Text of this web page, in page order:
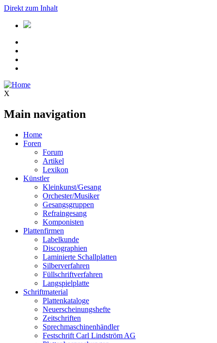
Direkt zum Inhalt
X
Main navigation
Home
Foren
Forum
Artikel
Lexikon
Künstler
Kleinkunst/Gesang
Orchester/Musiker
Gesangsgruppen
Refraingesang
Komponisten
Plattenfirmen
Labelkunde
Discographien
Laminierte Schallplatten
Silberverfahren
Füllschriftverfahren
Langspielplatte
Schriftmaterial
Plattenkataloge
Neuerscheinungshefte
Zeitschriften
Sprechmaschinenhändler
Festschrift Carl Lindström AG